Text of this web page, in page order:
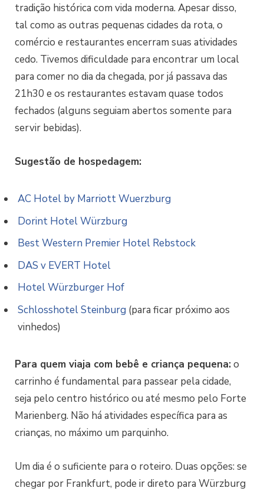
tradição histórica com vida moderna. Apesar disso,
tal como as outras pequenas cidades da rota, o
comércio e restaurantes encerram suas atividades
cedo. Tivemos dificuldade para encontrar um local
para comer no dia da chegada, por já passava das
21h30 e os restaurantes estavam quase todos
fechados (alguns seguiam abertos somente para
servir bebidas).
Sugestão de hospedagem:
AC Hotel by Marriott Wuerzburg
Dorint Hotel Würzburg
Best Western Premier Hotel Rebstock
DAS v EVERT Hotel
Hotel Würzburger Hof
Schlosshotel Steinburg (para ficar próximo aos
vinhedos)
Para quem viaja com bebê e criança pequena:o
carrinho é fundamental para passear pela cidade,
seja pelo centro histórico ou até mesmo pelo Forte
Marienberg. Não há atividades específica para as
crianças, no máximo um parquinho.
Um dia é o suficiente para o roteiro. Duas opções: se
chegar por Frankfurt, pode ir direto para Würzburg